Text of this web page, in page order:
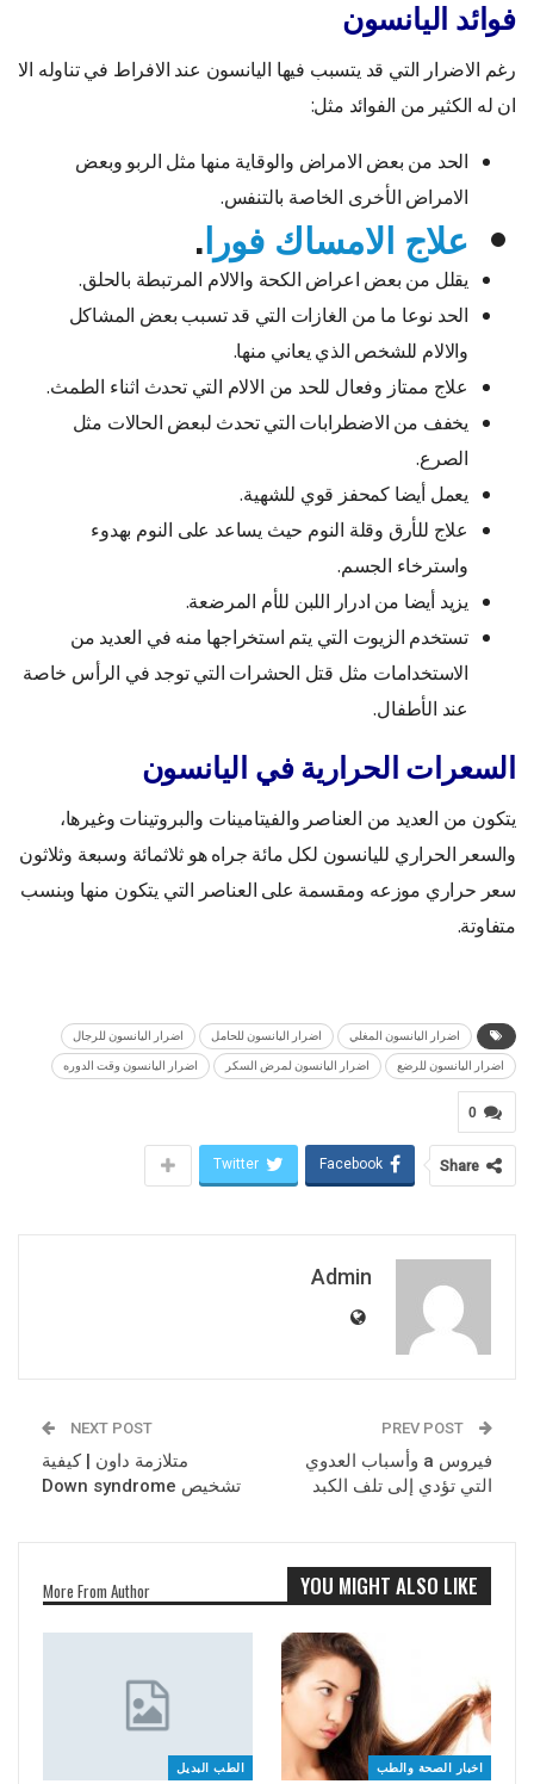
فوائد اليانسون
رغم الاضرار التي قد يتسبب فيها اليانسون عند الافراط في تناوله الا
ان له الكثير من الفوائد مثل:
الحد من بعض الامراض والوقاية منها مثل الربو وبعض
الامراض الأخرى الخاصة بالتنفس.
علاج الامساك فورا.
يقلل من بعض اعراض الكحة والالام المرتبطة بالحلق.
الحد نوعا ما من الغازات التي قد تسبب بعض المشاكل
والالام للشخص الذي يعاني منها.
علاج ممتاز وفعال للحد من الالام التي تحدث اثناء الطمث.
يخفف من الاضطرابات التي تحدث لبعض الحالات مثل
الصرع.
يعمل أيضا كمحفز قوي للشهية.
علاج للأرق وقلة النوم حيث يساعد على النوم بهدوء
واسترخاء الجسم.
يزيد أيضا من ادرار اللبن للأم المرضعة.
تستخدم الزيوت التي يتم استخراجها منه في العديد من
الاستخدامات مثل قتل الحشرات التي توجد في الرأس خاصة
عند الأطفال.
السعرات الحرارية في اليانسون
يتكون من العديد من العناصر والفيتامينات والبروتينات وغيرها،
والسعر الحراري لليانسون لكل مائة جراه هو ثلاثمائة وسبعة وثلاثون
سعر حراري موزعه ومقسمة على العناصر التي يتكون منها وبنسب
متفاوتة.
اضرار اليانسون المغلي اضرار اليانسون للحامل اضرار اليانسون للرجال
اضرار اليانسون للرضع اضرار اليانسون لمرض السكر اضرار اليانسون وقت الدوره
0
Share
Facebook
Twitter
Admin
فيروس a وأسباب العدوي
التي تؤدي إلى تلف الكبد
NEXT POST
متلازمة داون | كيفية
تشخيص Down syndrome
YOU MIGHT ALSO LIKE
More From Author
اخبار الصحة والطب الطب البديل